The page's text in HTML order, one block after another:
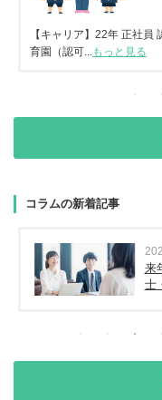
【キャリア】22年 正社
育園（認可...もっと見る
コラムの新着記事
来
士